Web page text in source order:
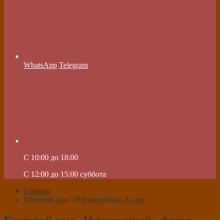
WhatsApp Telegram
C 10:00 до 18:00
C 12:00 до 15:00 суббота
Главная
Гостевой дом «Изумрудный» Адлер